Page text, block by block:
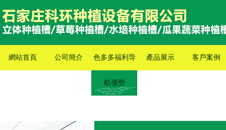
網站首頁 公司簡介 色多多福利导
航優勢
產品展示 客戶案例